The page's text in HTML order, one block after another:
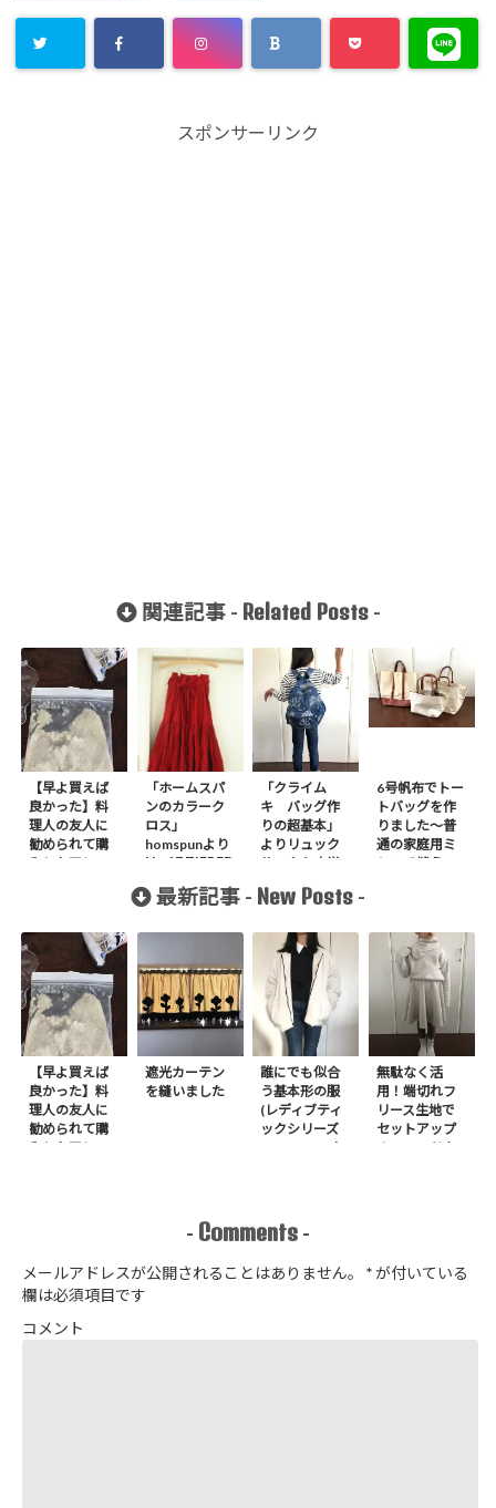
スポンサーリンク
関連記事 - Related Posts-
【早よ買えば
良かった】料
理人の友人に
勧められて購
入したアレ
「ホームスパ
ンのカラーク
ロス」
homspunより
No.17 TIERED
した。
「クライム
キ バッグ作
りの超基本」
よりリュック
サックを小学
ました
6号帆布でトー
トバッグを作
りました〜普
通の家庭用ミ
シンで縫う〜
最新記事 - New Posts -
【早よ買えば
良かった】料
理人の友人に
勧められて購
入したアレ
遮光カーテン
を縫いました
誰にでも似合
う基本形の服
(レディブティ
ックシリーズ
no.8272) か
アップジャケ
ットを作りま
無駄なく活
用！端切れフ
リース生地で
セットアップ
＋スヌードを1
- Comments -
メールアドレスが公開されることはありません。 *が付いている
欄は必須項目です
コメント